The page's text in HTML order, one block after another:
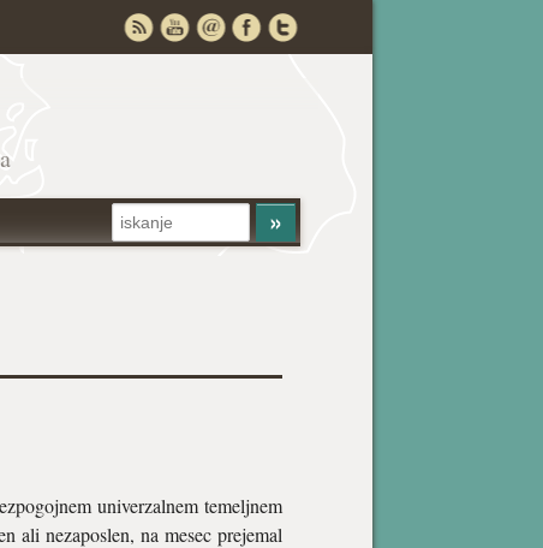
univerzalnem temeljnem
ali nezaposlen, na mesec prejemal